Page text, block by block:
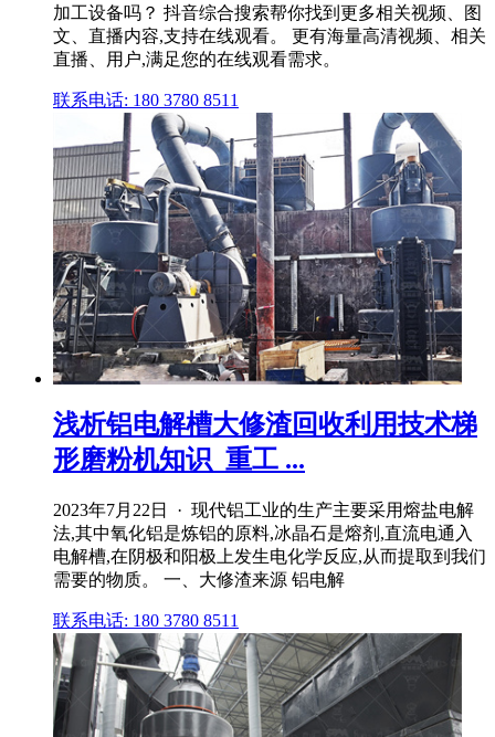
加工设备吗？ 抖音综合搜索帮你找到更多相关视频、图
文、直播内容,支持在线观看。 更有海量高清视频、相关
直播、用户,满足您的在线观看需求。
联系电话: 180 3780 8511
浅析铝电解槽大修渣回收利用技术梯
形磨粉机知识_重工 ...
2023年7月22日 · 现代铝工业的生产主要采用熔盐电解
法,其中氧化铝是炼铝的原料,冰晶石是熔剂,直流电通入
电解槽,在阴极和阳极上发生电化学反应,从而提取到我们
需要的物质。 一、大修渣来源 铝电解
联系电话: 180 3780 8511